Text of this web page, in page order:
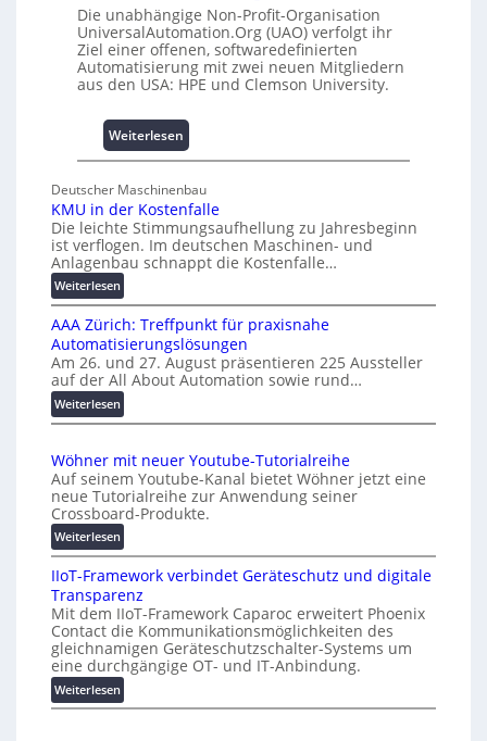
m
m
n
i
s
e
s
c
h
a
f
f
n
4
0
A
Die unabhängige Non-Profit-Organisation
UniversalAutomation.Org (UAO) verfolgt ihr
Ziel einer offenen, softwaredefinierten
Automatisierung mit zwei neuen Mitgliedern
aus den USA: HPE und Clemson University.
Weiterlesen
U
i
v
e
r
l
A
u
t
m
t
i
o
O
g
w
ä
c
s
Deutscher Maschinenbau
KMU in der Kostenfalle
Die leichte Stimmungsaufhellung zu Jahresbeginn
ist verflogen. Im deutschen Maschinen- und
Anlagenbau schnappt die Kostenfalle…
Weiterlesen:
K
M
U
i
n
d
e
K
o
s
t
e
n
f
a
l
l
e
AAA Zürich: Treffpunkt für praxisnahe
Automatisierungslösungen
Am 26. und 27. August präsentieren 225 Aussteller
auf der All About Automation sowie rund…
Weiterlesen:
A
A
Z
ü
r
i
c
h
:
T
r
e
f
f
Wöhner mit neuer Youtube-Tutorialreihe
Auf seinem Youtube-Kanal bietet Wöhner jetzt eine
neue Tutorialreihe zur Anwendung seiner
Crossboard-Produkte.
Weiterlesen:
W
ö
h
n
e
r
m
i
t
IIoT-Framework verbindet Geräteschutz und digitale
Transparenz
Mit dem IIoT-Framework Caparoc erweitert Phoenix
Contact die Kommunikationsmöglichkeiten des
gleichnamigen Geräteschutzschalter-Systems um
eine durchgängige OT- und IT-Anbindung.
Weiterlesen:
I